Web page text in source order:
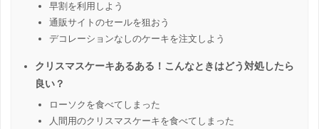
早割を利用しよう
通販サイトのセールを狙おう
デコレーションなしのケーキを注文しよう
クリスマスケーキあるある！こんなときはどう対処したら
良い？
ローソクを食べてしまった
人間用のクリスマスケーキを食べてしまった